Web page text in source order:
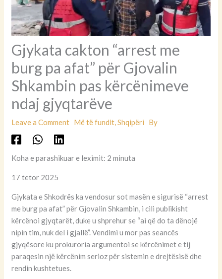
Gjykata cakton “arrest me
burg pa afat” për Gjovalin
Shkambin pas kërcënimeve
ndaj gjyqtarëve
Leave a Comment Më të fundit,Shqipëri By
Koha e parashikuar e leximit: 2 minuta
17 tetor 2025
Gjykata e Shkodrës ka vendosur sot masën e sigurisë “arrest
me burg pa afat” për Gjovalin Shkambin, i cili publikisht
kërcënoi gjyqtarët, duke u shprehur se “ai që do ta dënojë
nipin tim, nuk del i gjallë”. Vendimi u mor pas seancës
gjyqësore ku prokuroria argumentoi se kërcënimet e tij
paraqesin një kërcënim serioz për sistemin e drejtësisë dhe
rendin kushtetues.